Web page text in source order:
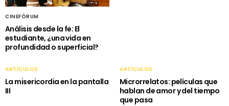
CINEFÓRUM
Análisis desde la fe: El
estudiante, ¿una vida en
profundidad o superficial?
ARTÍCULOS
La misericordia en la pantalla
III
ARTÍCULOS
Microrrelatos: películas que
hablan de amor y del tiempo
que pasa